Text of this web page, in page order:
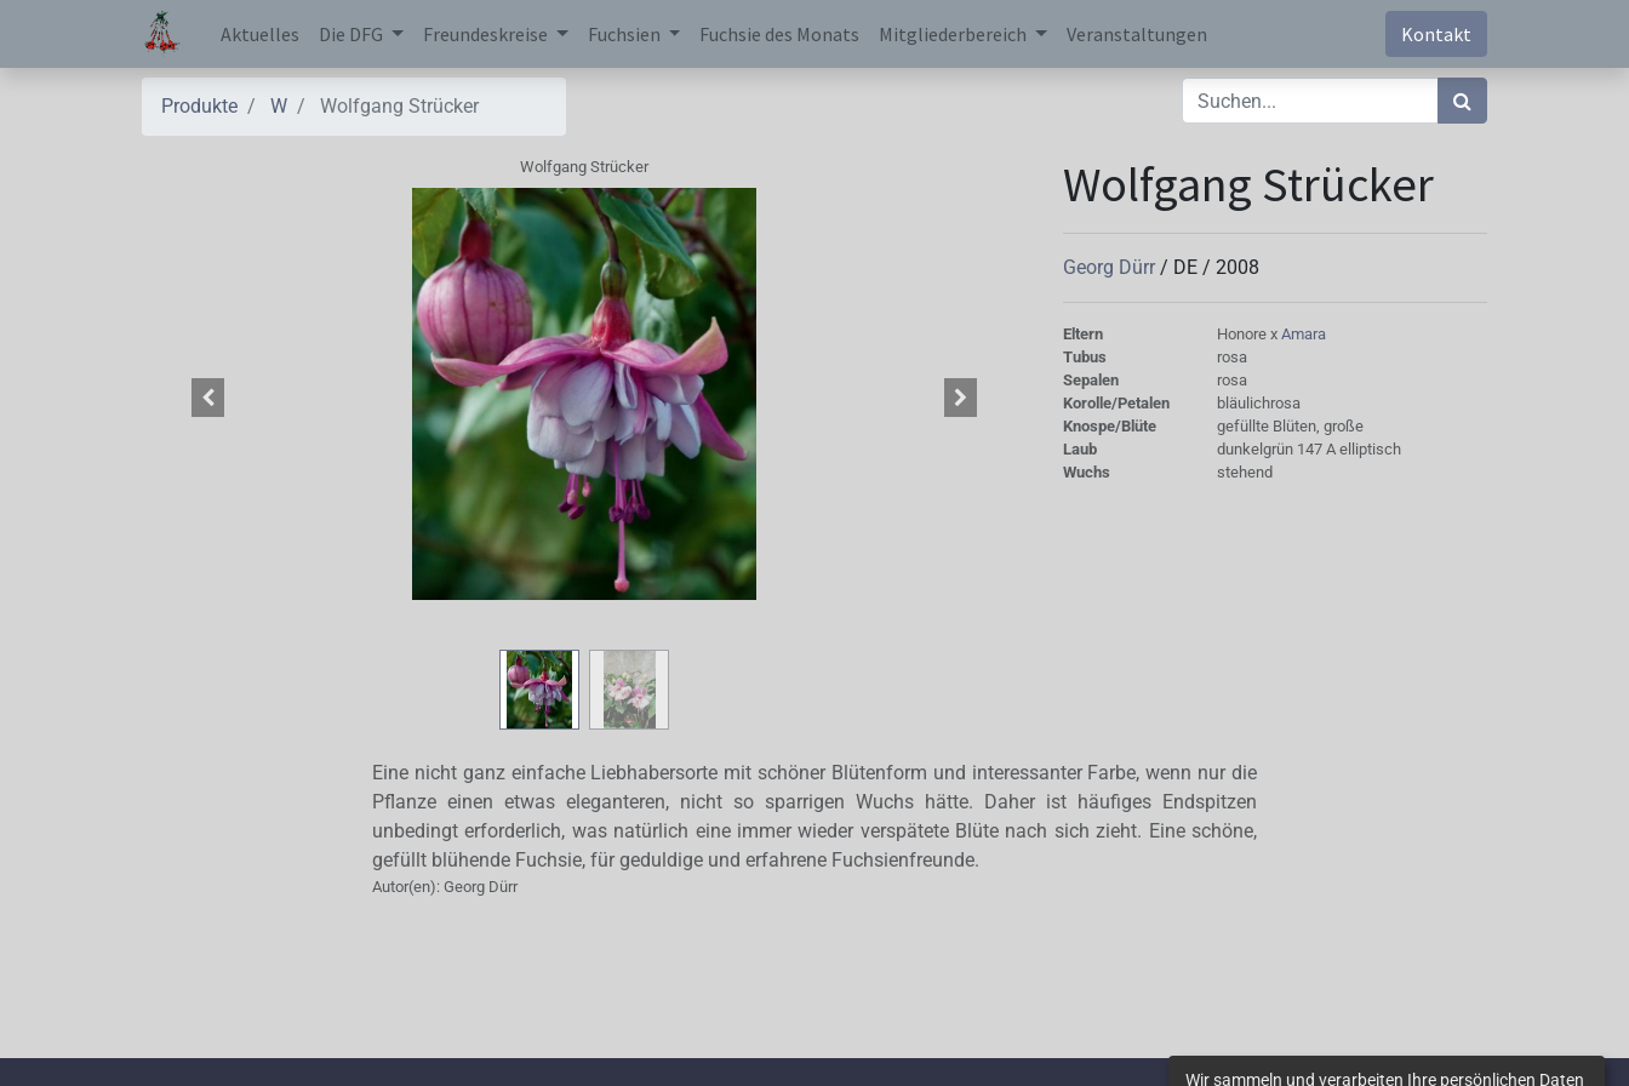
Aktuelles Die DFG Freundeskreise Fuchsien Fuchsie des Monats Mitgliederbereich Veranstaltungen Kontakt
Produkte W Wolfgang Strücker
Wolfgang Strücker Wolfgang Strücker
Georg Dürr / DE / 2008
Eltern Honore x Amara
Tubus
rosa
Sepalen
rosa
Korolle/Petalen
bläulichrosa
Knospe/Blüte
gefüllte Blüten, große
Laub
dunkelgrün 147 A elliptisch
Wuchs
stehend
Eine nicht ganz einfache Liebhabersorte mit schöner Blütenform und interessanter Farbe, wenn nur die
Pflanze einen etwas eleganteren, nicht so sparrigen Wuchs hätte. Daher ist häufiges Endspitzen
unbedingt erforderlich, was natürlich eine immer wieder verspätete Blüte nach sich zieht. Eine schöne,
gefüllt blühende Fuchsie, für geduldige und erfahrene Fuchsienfreunde.
Autor(en): Georg Dürr
Wir sammeln und verarbeiten Ihre persönlichen Daten